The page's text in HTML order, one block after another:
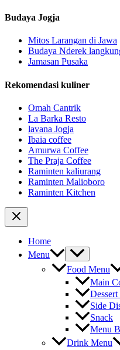
Budaya Jogja
Mitos Larangan di Jawa
Budaya Nderek
Jamasan Pusaka
Rekomendasi kuliner
Omah Cantrik
La Barka Resto
lavana Jogja
Ibaia coffee
Amurwa Coffee
The Praja Coffee
Raminten kaliurang
Raminten Malioboro
Raminten Kitchen
Home
Menu
Food Menu
Main
Side
Snack
Menu
Drink Menu